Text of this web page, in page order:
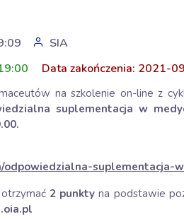
SIA
Data zakończenia: 2021-
na szkolenie on-line z
suplementacja w
odpowiedzialna-suplementacja-
2 punkty na podstawie